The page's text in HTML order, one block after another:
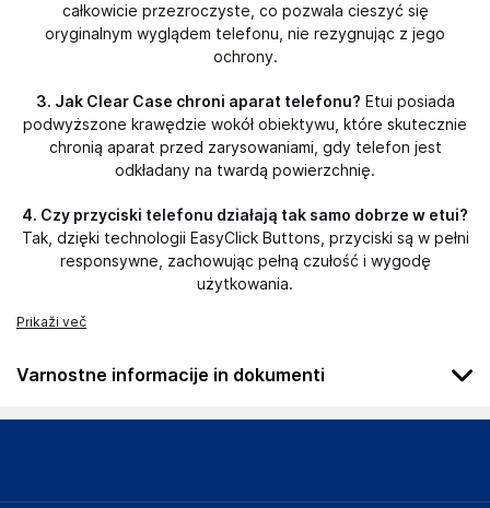
całkowicie przezroczyste, co pozwala cieszyć się
oryginalnym wyglądem telefonu, nie rezygnując z jego
ochrony.
3. Jak Clear Case chroni aparat telefonu? Etui posiada
podwyższone krawędzie wokół obiektywu, które skutecznie
chronią aparat przed zarysowaniami, gdy telefon jest
odkładany na twardą powierzchnię.
4. Czy przyciski telefonu działają tak samo dobrze w etui?
Tak, dzięki technologii EasyClick Buttons, przyciski są w pełni
responsywne, zachowując pełną czułość i wygodę
użytkowania.
Prikaži več
Varnostne informacije in dokumenti
Podatki o proizvajalcu